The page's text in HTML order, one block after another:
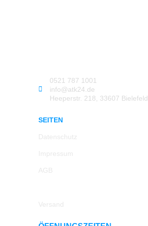
0521 787 1001
info@atk24.de
Heeperstr. 218, 33607 Bielefeld
SEITEN
Datenschutz
Impressum
AGB
Versand